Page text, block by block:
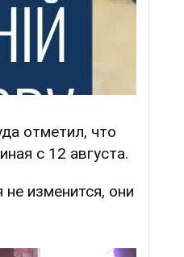
отметил, что
с 12 августа.
изменится, они